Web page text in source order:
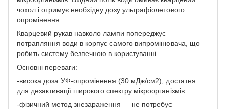
чохол і отримує необхідну дозу ультрафіолетового
опромінення.
Кварцевий рукав навколо лампи попереджує
потрапляння води в корпус самого випромінювача, що
робить систему безпечною в користуванні.
Основні переваги:
-висока доза УФ-опромінення (30 мДж/см2), достатня
для дезактивації широкого спектру мікроорганізмів
-фізичний метод знезараження — не потребує